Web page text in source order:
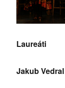
Laureáti
Jakub Vedral